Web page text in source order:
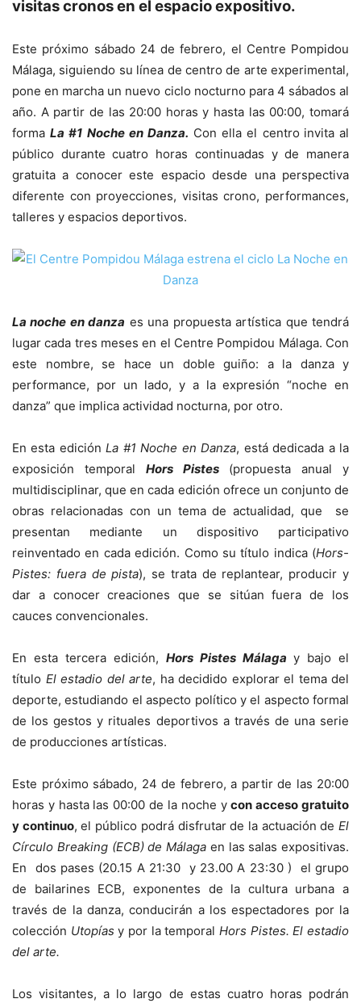
visitas cronosen el espacio expositivo.
Este próximo sábado 24 de febrero, el Centre Pompidou
Málaga, siguiendo su línea de centro de arte experimental,
pone en marcha un nuevo ciclo nocturno para 4 sábados al
año. A partir de las 20:00 horas y hasta las 00:00, tomará
formaLa #1 Noche en Danza. Con ella el centro invita al
público durante cuatro horas continuadas y de manera
gratuita a conocer este espacio desde una perspectiva
diferente con proyecciones, visitas crono, performances,
talleres y espacios deportivos.
La noche en danza es una propuesta artística que tendrá
lugar cada tres meses en el Centre Pompidou Málaga. Con
este nombre, se hace un doble guiño: a la danza y
performance, por un lado, y a la expresión “noche en
danza” que implica actividad nocturna, por otro.
En esta ediciónLa #1 Noche en Danza, está dedicada a la
exposición temporal Hors Pistes (propuesta anual y
multidisciplinar, que en cada edición ofrece un conjunto de
obras relacionadas con un tema de actualidad, que se
presentan mediante un dispositivo participativo
reinventado en cada edición. Como su título indica (Hors-
Pistes: fuera de pista), se trata de replantear, producir y
dar a conocer creaciones que se sitúan fuera de los
cauces convencionales.
En esta tercera edición, Hors Pistes Málaga y bajo el
título El estadio del arte, ha decidido explorar el tema del
deporte, estudiando el aspecto político y el aspecto formal
de los gestos y rituales deportivos a través de una serie
de producciones artísticas.
Este próximo sábado, 24 de febrero, a partir de las 20:00
horas y hasta las 00:00 de la noche ycon acceso gratuito
y continuo, el público podrá disfrutar de la actuación deEl
Círculo Breaking (ECB) de Málaga en las salas expositivas.
En dos pases (20.15 A 21:30 y 23.00 A 23:30 ) el grupo
de bailarines ECB, exponentes de la cultura urbana a
través de la danza, conducirán a los espectadores por la
colección Utopías y por la temporalHors Pistes. El estadio
del arte.
Los visitantes, a lo largo de estas cuatro horas podrán